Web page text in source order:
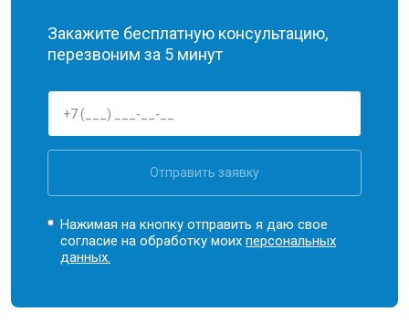
Закажите бесплатную консультацию,
перезвоним за 5 минут
Отправить заявку
Нажимая на кнопку отправить я даю свое
согласие на обработку моихперсональных
данных.